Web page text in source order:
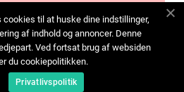
Cookies
Contact
Sitemap
cookies til at huske dine indstillinger,
af indhold og annoncer. Denne
Ved fortsat brug af websiden
du cookiepolitikken.
Privatlivspolitik